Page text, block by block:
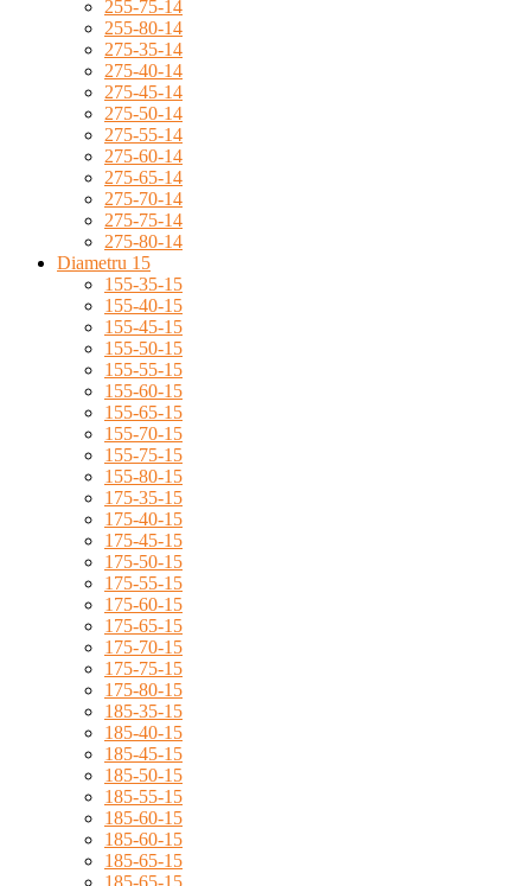
255-75-14
255-80-14
275-35-14
275-40-14
275-45-14
275-50-14
275-55-14
275-60-14
275-65-14
275-70-14
275-75-14
275-80-14
Diametru 15
155-35-15
155-40-15
155-45-15
155-50-15
155-55-15
155-60-15
155-65-15
155-70-15
155-75-15
155-80-15
175-35-15
175-40-15
175-45-15
175-50-15
175-55-15
175-60-15
175-65-15
175-70-15
175-75-15
175-80-15
185-35-15
185-40-15
185-45-15
185-50-15
185-55-15
185-60-15
185-60-15
185-65-15